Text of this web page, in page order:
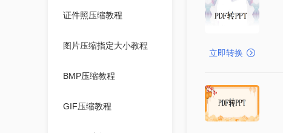
证件照压缩教程
图片压缩指定大小教程
BMP压缩教程
GIF压缩教程
立即转换